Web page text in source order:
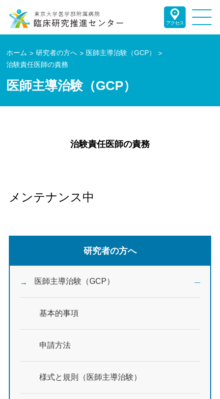
アクセス
ホーム 研究者の方へ
医師主導治験（GCP）
治験責任医師の責務
医師主導治験（GCP）
治験責任医師の責務
メンテナンス中
研究者の方へ
医師主導治験（GCP）
基本的事項
申請方法
様式と規則（医師主導治験）